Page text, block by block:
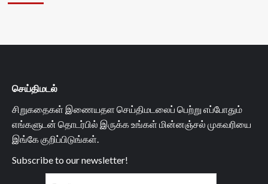
செய்திமடல்
சிறுகதைகள் இணையதள செய்திமடலைப் பெற்று எப்போதும்
எங்களுடன் தொடர்பில் இருக்க உங்கள் மின்னஞ்சல் முகவரியை
இங்கே குறிப்பிடுங்கள்.
Subscribe to our newsletter!